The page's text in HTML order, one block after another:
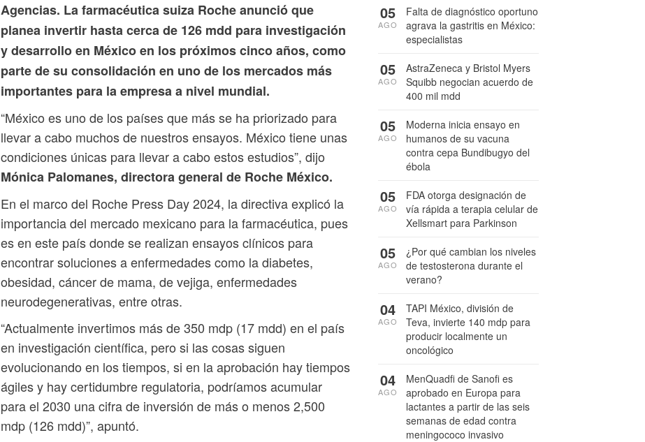
Agencias. La farmacéutica suiza Roche anunció que
planea invertir hasta cerca de 126 mdd para investigación
y desarrollo en México en los próximos cinco años, como
parte de su consolidación en uno de los mercados más
importantes para la empresa a nivel mundial.
“México es uno de los países que más se ha priorizado para
llevar a cabo muchos de nuestros ensayos. México tiene unas
condiciones únicas para llevar a cabo estos estudios”, dijo
Mónica Palomanes, directora general de Roche México.
En el marco del Roche Press Day 2024, la directiva explicó la
importancia del mercado mexicano para la farmacéutica, pues
es en este país donde se realizan ensayos clínicos para
encontrar soluciones a enfermedades como la diabetes,
obesidad, cáncer de mama, de vejiga, enfermedades
neurodegenerativas, entre otras.
“Actualmente invertimos más de 350 mdp (17 mdd) en el país
en investigación científica, pero si las cosas siguen
evolucionando en los tiempos, si en la aprobación hay tiempos
ágiles y hay certidumbre regulatoria, podríamos acumular
para el 2030 una cifra de inversión de más o menos 2,500
mdp (126 mdd)”, apuntó.
Falta de diagnóstico oportuno
agrava la gastritis en México:
especialistas
05
AGO
AstraZeneca y Bristol Myers
Squibb negocian acuerdo de
400 mil mdd
05
AGO
Moderna inicia ensayo en
humanos de su vacuna
contra cepa Bundibugyo del
ébola
05
AGO
FDA otorga designación de
vía rápida a terapia celular de
Xellsmart para Parkinson
05
AGO
¿Por qué cambian los niveles
de testosterona durante el
verano?
05
AGO
TAPI México, división de
Teva, invierte 140 mdp para
producir localmente un
oncológico
04
AGO
MenQuadfi de Sanofi es
aprobado en Europa para
lactantes a partir de las seis
semanas de edad contra
meningococo invasivo
04
AGO